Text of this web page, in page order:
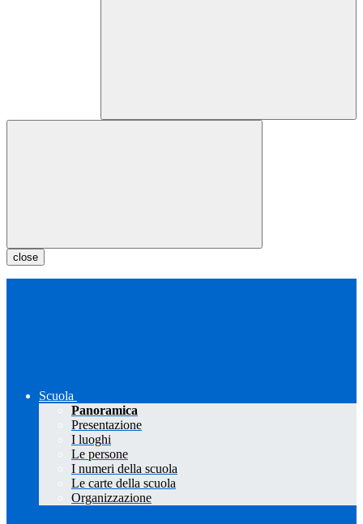
close
Scuola
Panoramica
Presentazione
I luoghi
Le persone
I numeri della scuola
Le carte della scuola
Organizzazione